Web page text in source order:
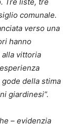
comunale.
verso una
hanno
vittoria
della stima
giardinesi”.
– evidenzia